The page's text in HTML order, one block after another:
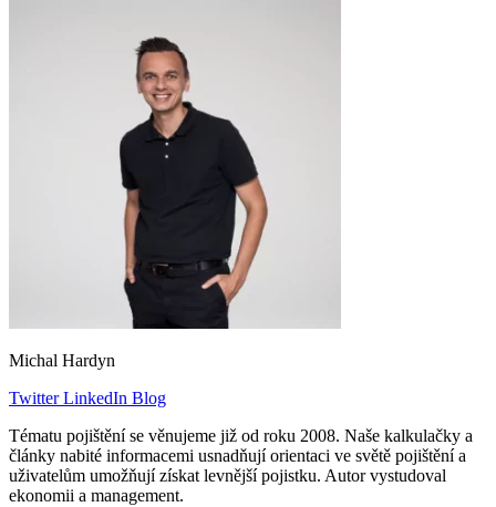
Michal Hardyn
TwitterLinkedIn Blog
Tématu pojištění se věnujeme již od roku 2008. Naše kalkulačky a
články nabité informacemi usnadňují orientaci ve světě pojištění a
uživatelům umožňují získat levnější pojistku. Autor vystudoval
ekonomii a management.